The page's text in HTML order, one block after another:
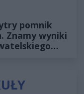
pomnik
Znamy wyniki